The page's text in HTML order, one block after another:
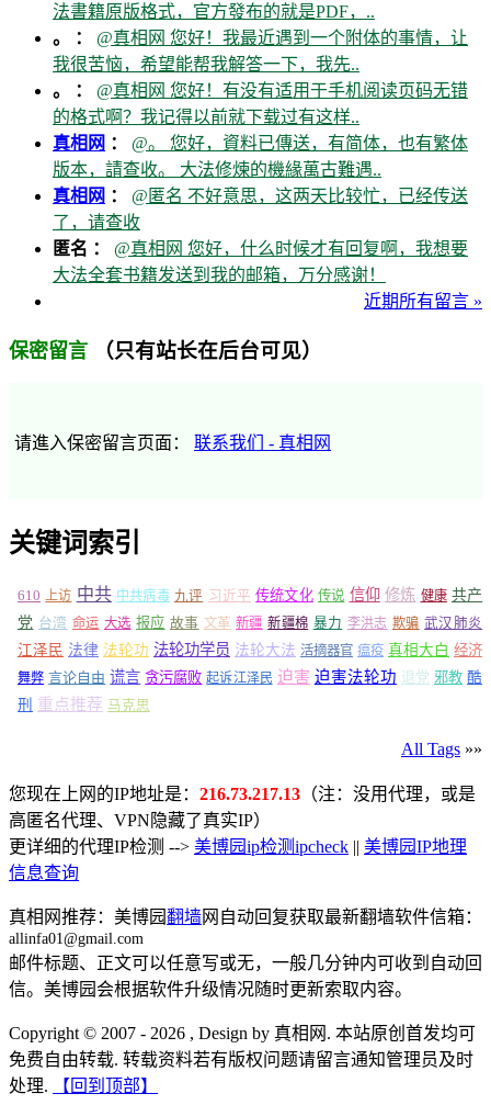
法書籍原版格式，官方發布的就是PDF，..
。 ： @真相网 您好！我最近遇到一个附体的事情，让
我很苦恼，希望能帮我解答一下，我先..
。 ： @真相网 您好！有没有适用于手机阅读页码无错
的格式啊？我记得以前就下载过有这样..
真相网 ： @。 您好，資料已傳送，有简体，也有繁体
版本，請查收。 大法修煉的機緣萬古難遇..
真相网 ： @匿名 不好意思，这两天比较忙，已经传送
了，请查收
匿名 ： @真相网 您好，什么时候才有回复啊，我想要
大法全套书籍发送到我的邮箱，万分感谢！
近期所有留言 »
保密留言 （只有站长在后台可见）
请進入保密留言页面： 联系我们 - 真相网
关键词索引
610 上访 中共 中共病毒 九评 习近平 传统文化 传说 信仰 修炼 健康 共产
党 台湾 命运 大选 报应 故事 文革 新疆 新疆棉 暴力 李洪志 欺骗 武汉肺炎
江泽民 法律 法轮功 法轮功学员 法轮大法 活摘器官 瘟疫 真相大白 经济
舞弊 言论自由 谎言 贪污腐败 起诉江泽民 迫害 迫害法轮功 退党 邪教 酷
刑 重点推荐 马克思
All Tags »»
您现在上网的IP地址是： 216.73.217.13 （注：没用代理，或是
高匿名代理、VPN隐藏了真实IP）
更详细的代理IP检测 --> 美博园ip检测ipcheck || 美博园IP地理
信息查询
真相网推荐：美博园翻墙网自动回复获取最新翻墙软件信箱：
allinfa01@gmail.com
邮件标题、正文可以任意写或无，一般几分钟内可收到自动回
信。美博园会根据软件升级情况随时更新索取内容。
Copyright © 2007 - 2026 , Design by 真相网. 本站原创首发均可
免费自由转载. 转载资料若有版权问题请留言通知管理员及时
处理.
【回到顶部】